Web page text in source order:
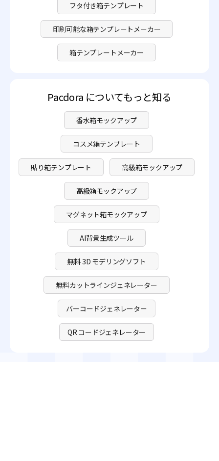
フタ付き箱テンプレート
印刷可能な箱テンプレートメーカー
箱テンプレートメーカー
Pacdora についてもっと知る
香水箱モックアップ
コスメ箱テンプレート
貼り箱テンプレート 高級箱モックアップ
高級箱モックアップ
マグネット箱モックアップ
AI背景生成ツール
無料 3D モデリングソフト
無料カットラインジェネレーター
バーコードジェネレーター
QR コードジェネレーター